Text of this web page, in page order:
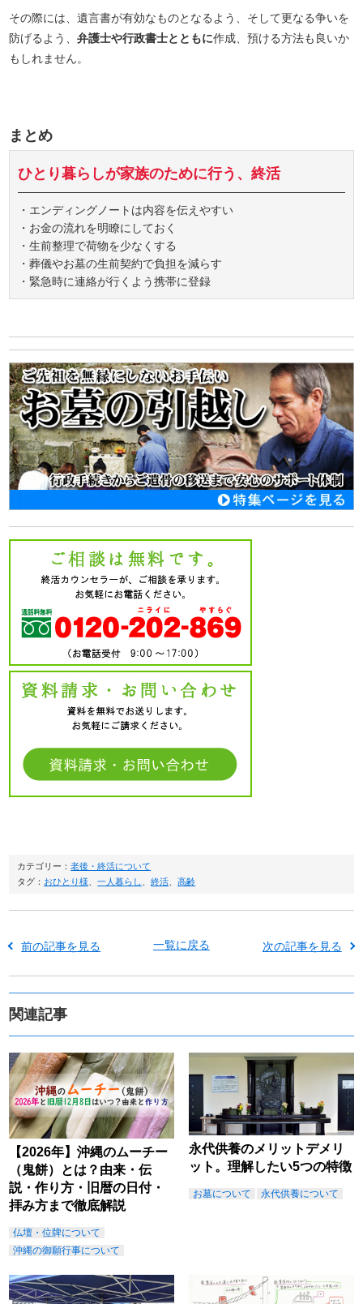
その際には、遺言書が有効なものとなるよう、そして更なる争いを
防げるよう、弁護士や行政書士とともに作成、預ける方法も良いか
もしれません。
まとめ
ひとり暮らしが家族のために行う、終活
・エンディングノートは内容を伝えやすい
・お金の流れを明瞭にしておく
・生前整理で荷物を少なくする
・葬儀やお墓の生前契約で負担を減らす
・緊急時に連絡が行くよう携帯に登録
カテゴリー：老後・終活について
タグ： おひとり様 、一人暮らし 、終活 、高齢
前の記事を見る 一覧に戻る 次の記事を見る
関連記事
【2026年】沖縄のムーチー
（鬼餅）とは？由来・伝
説・作り方・旧暦の日付・
拝み方まで徹底解説
仏壇・位牌について
沖縄の御願行事について
永代供養のメリットデメリ
ット。理解したい5つの特徴
お墓について 永代供養について